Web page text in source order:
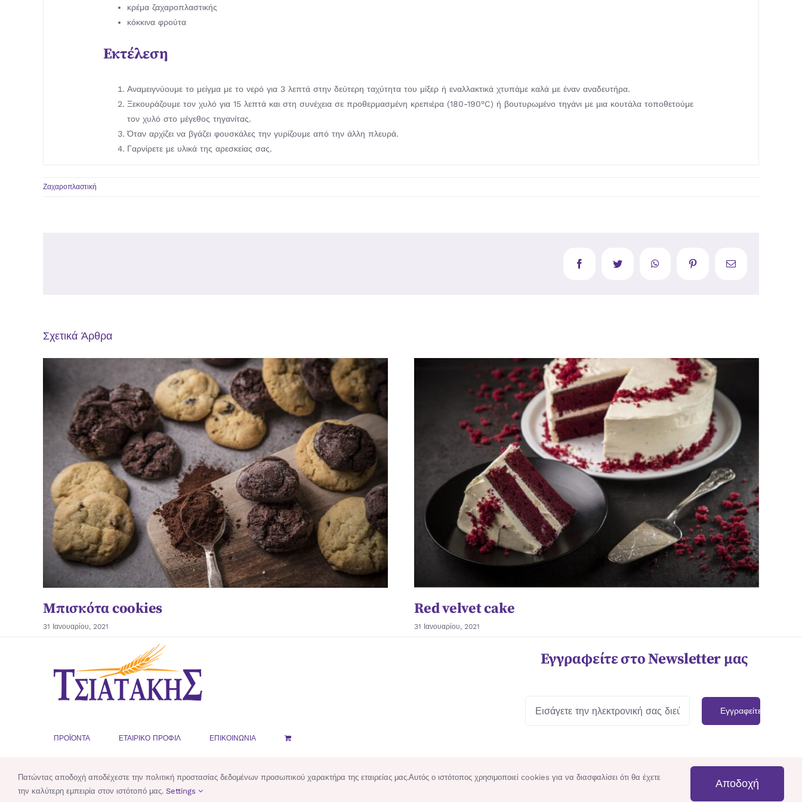
κρέμα ζαχαροπλαστικής
κόκκινα φρούτα
Εκτέλεση
Αναμειγνύουμε το μείγμα με το νερό για 3 λεπτά στην δεύτερη ταχύτητα του μίξερ ή εναλλακτικά χτυπάμε καλά με έναν αναδευτήρα.
Ξεκουράζουμε τον χυλό για 15 λεπτά και στη συνέχεια σε προθερμασμένη κρεπιέρα (180-190°C) ή βουτυρωμένο τηγάνι με μια κουτάλα τοποθετούμε
τον χυλό στο μέγεθος τηγανίτας.
Όταν αρχίζει να βγάζει φουσκάλες την γυρίζουμε από την άλλη πλευρά.
Γαρνίρετε με υλικά της αρεσκείας σας.
Ζαχαροπλαστική
FacebookTwitter WhatsApp Pinterest Email
Σχετικά Άρθρα
Μπισκότα cookies
31 Ιανουαρίου, 2021
Red velvet cake
31 Ιανουαρίου, 2021
ΠΡΟΪΟΝΤΑ ΕΤΑΙΡΙΚΟ ΠΡΟΦΙΛ ΕΠΙΚΟΙΝΩΝΙΑ
Εγγραφείτε στο Newsletter μας
Εγγραφείτε
© Copyright 2026 | Tsiatakis.gr | All Rights Reserved | Powered by Unitec Information Technology Instagram FacebookPinterest
Πατώντας αποδοχή αποδέχεστε την πολιτική προστασίας δεδομένων προσωπικού χαρακτήρα της εταιρείας μας.Αυτός ο ιστότοπος χρησιμοποιεί cookies για να διασφαλίσει ότι θα έχετε
την καλύτερη εμπειρία στον ιστότοπό μας. Settings
Αποδοχή